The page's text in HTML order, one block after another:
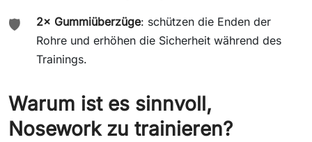
🛡️ 2× Gummiüberzüge: schützen die Enden der
Rohre und erhöhen die Sicherheit während des
Trainings.
Warum ist es sinnvoll,
Nosework zu trainieren?